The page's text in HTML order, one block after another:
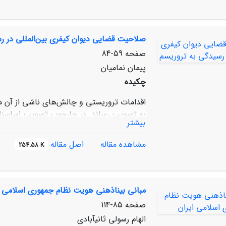
سرمایه اجتماعی، به شیوه‌های مختلف، از
اقتصادی، پیش‌گیری از انفعال سیاسی-
تعمیق اعتماد، در پایداری امنیت ملی، نقش
صلاحیت قضایی دیوان کیفری بین‌المللی در
صفحه 59-84
پیمان نمامیان
چکیده
اقدامات تروریستی و چالش‌های ناشی از آن
پیش‌نویس دیوان کیفری بین‌المللی،
قضایی دیوان از جمله «جرایم معاهداتی»
صلاحیت قضایی دیوان قرار نگیرد. با وجود
تعریف یکی از جرایمی قرار گیرند که پیشتر
بیشتر
مشاهده مقاله
اصل مقاله 254.58 K
مبانی بیناذهنی هویت نظام جمهوری اسلامی
صفحه 85-114
الهام رسولی ثانی‏آبادی